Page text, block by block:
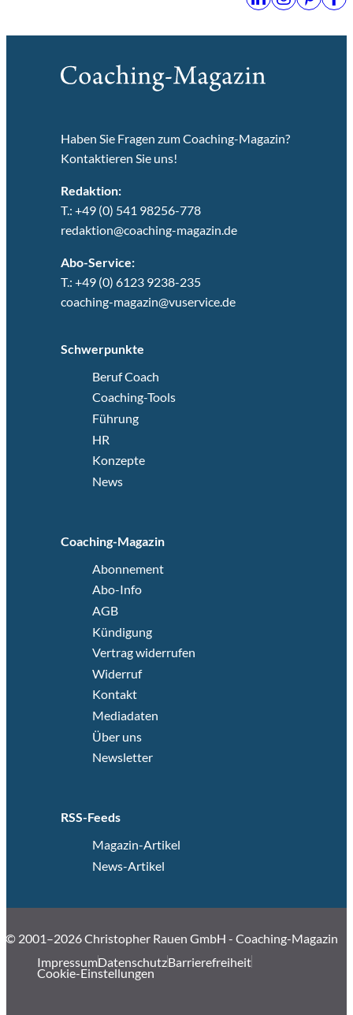
Haben Sie Fragen zum Coaching-Magazin?
Kontaktieren Sie uns!
Redaktion:
T.: +49 (0) 541 98256-778
redaktion@coaching-magazin.de
Abo-Service:
T.: +49 (0) 6123 9238-235
coaching-magazin@vuservice.de
Schwerpunkte
Beruf Coach
Coaching-Tools
Führung
HR
Konzepte
News
Coaching-Magazin
Abonnement
Abo-Info
AGB
Kündigung
Vertrag widerrufen
Widerruf
Kontakt
Mediadaten
Über uns
Newsletter
RSS-Feeds
Magazin-Artikel
News-Artikel
© 2001–2026 Christopher Rauen GmbH - Coaching-Magazin
ImpressumDatenschutzBarrierefreiheit
Cookie-Einstellungen